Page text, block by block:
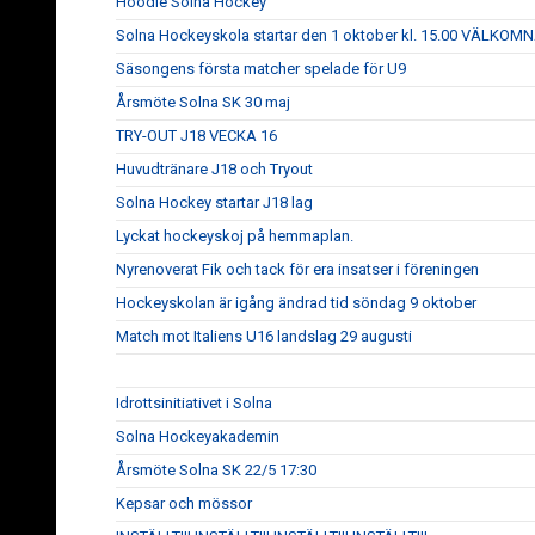
Solna Hockeyskola startar den 1 oktober kl. 15.00
Säsongens första matcher spelade för U9
Årsmöte Solna SK 30 maj
TRY-OUT J18 VECKA 16
Huvudtränare J18 och Tryout
Solna Hockey startar J18 lag
Lyckat hockeyskoj på hemmaplan.
Nyrenoverat Fik och tack för era insatser i föreningen
Hockeyskolan är igång ändrad tid söndag 9 oktober
Match mot Italiens U16 landslag 29 augusti
Idrottsinitiativet i Solna
Solna Hockeyakademin
Årsmöte Solna SK 22/5 17:30
Kepsar och mössor